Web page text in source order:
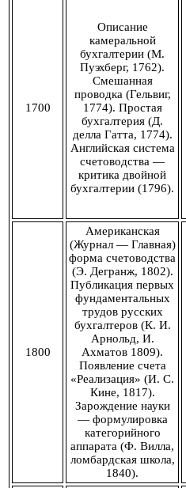
1700
Описание
камеральной
бухгалтерии (М.
Пуэхберг, 1762).
Смешанная
проводка (Гельвиг,
1774). Простая
бухгалтерия (Д.
делла Гатта, 1774).
Английская система
счетоводства —
критика двойной
бухгалтерии (1796).
1800
Американская
(Журнал — Главная)
форма счетоводства
(Э. Дегранж, 1802).
Публикация первых
фундаментальных
трудов русских
бухгалтеров (К. И.
Арнольд, И.
Ахматов 1809).
Появление счета
«Реализация» (И. С.
Кине, 1817).
Зарождение науки
— формулировка
категорийного
аппарата (Ф. Вилла,
ломбардская школа,
1840).